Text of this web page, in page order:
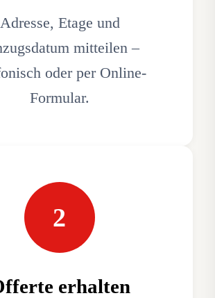
Adresse, Etage und
mitteilen –
oder per Online-
Formular.
2
erhalten